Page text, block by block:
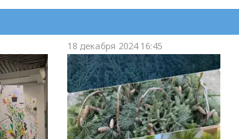
18 декабря 2024 16:45